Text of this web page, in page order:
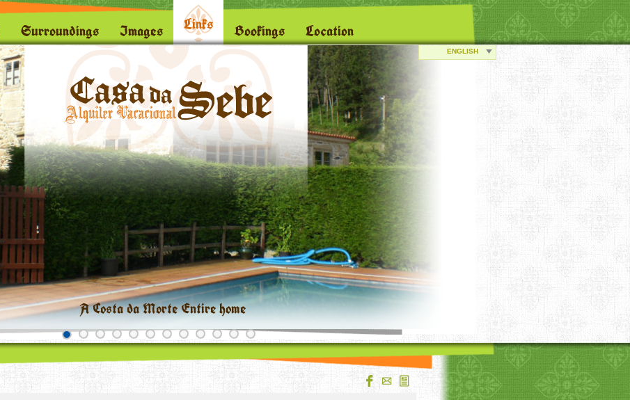
Surroundings Images Links Bookings Location
A Costa da Morte Entire home
ENGLISH